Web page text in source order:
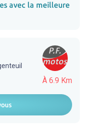
avec la meilleure
À 6.9 Km